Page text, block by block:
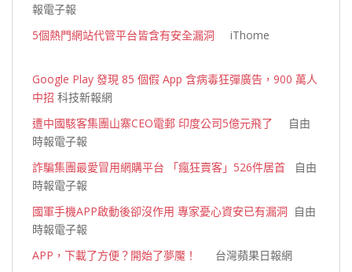
報電子報
5個熱門網站代管平台皆含有安全漏洞 iThome
Google Play 發現 85 個假 App 含病毒狂彈廣告，900 萬人
中招 科技新報網
遭中國駭客集團山寨CEO電郵 印度公司5億元飛了 自由
時報電子報
詐騙集團最愛冒用網購平台 「瘋狂賣客」526件居首 自由
時報電子報
國軍手機APP啟動後卻沒作用 專家憂心資安已有漏洞 自由
時報電子報
APP，下載了方便？開始了夢魘！
台灣蘋果日報網